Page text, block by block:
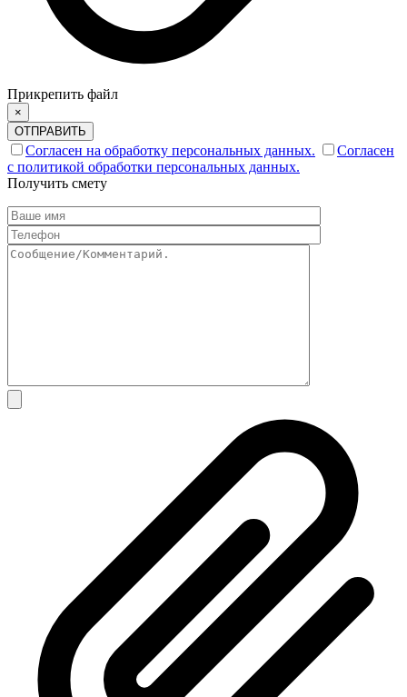
Прикрепить файл
×
ОТПРАВИТЬ
Согласен на обработку персональных данных.
Согласен
с политикой обработки персональных данных.
Получить смету